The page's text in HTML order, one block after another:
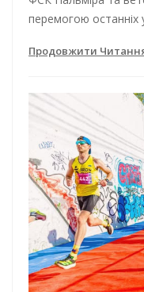
перемогою останніх
Продовжити